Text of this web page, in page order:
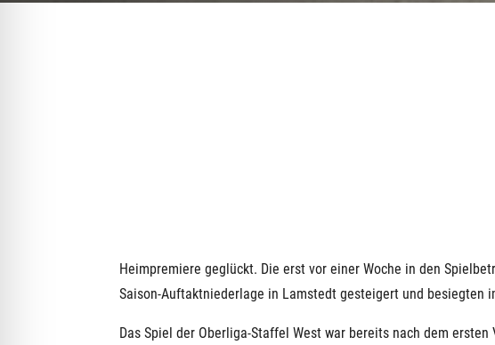
Heimpremiere geglückt. Die erst vor einer Woche in den
Saison-Auftaktniederlage in Lamstedt gesteigert und besiegten
Das Spiel der Oberliga-Staffel West war bereits nach dem